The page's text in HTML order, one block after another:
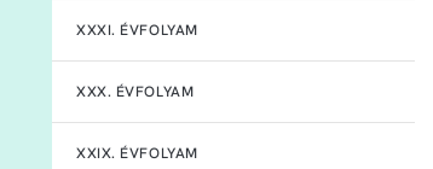
XXXI. ÉVFOLYAM
XXX. ÉVFOLYAM
XXIX. ÉVFOLYAM